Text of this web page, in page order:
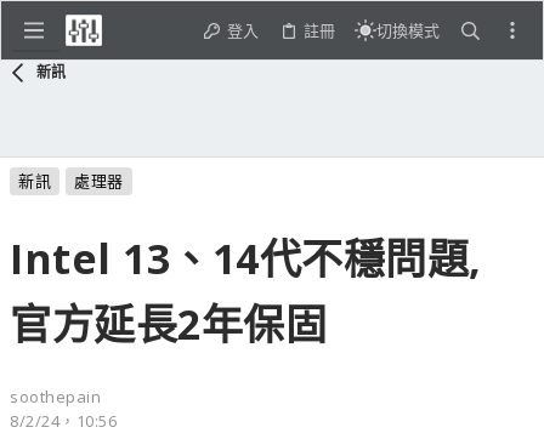
登入 註冊 切換模式
新訊
新訊 處理器
Intel 13、14代不穩問題,
官方延長2年保固
soothepain
8/2/24，10:56